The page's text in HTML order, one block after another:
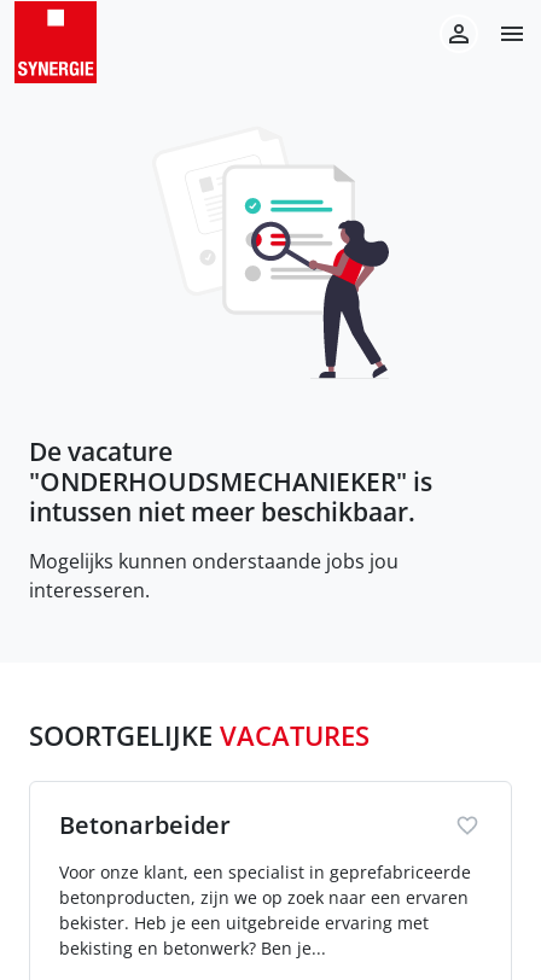
De vacature
"ONDERHOUDSMECHANIEKER" is
intussen niet meer beschikbaar.
Mogelijks kunnen onderstaande jobs jou
interesseren.
SOORTGELIJKE VACATURES
Betonarbeider
Voor onze klant, een specialist in geprefabriceerde
betonproducten, zijn we op zoek naar een ervaren
bekister. Heb je een uitgebreide ervaring met
bekisting en betonwerk? Ben je...